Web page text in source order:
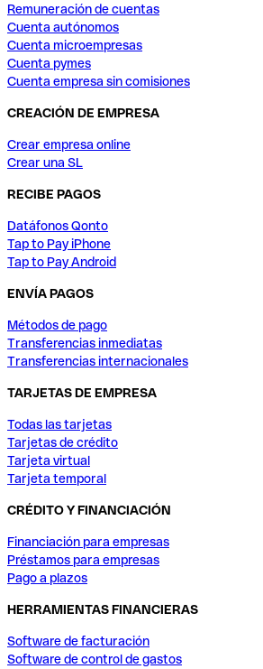
Remuneración de cuentas
Cuenta autónomos
Cuenta microempresas
Cuenta pymes
Cuenta empresa sin comisiones
CREACIÓN DE EMPRESA
Crear empresa online
Crear una SL
RECIBE PAGOS
Datáfonos Qonto
Tap to Pay iPhone
Tap to Pay Android
ENVÍA PAGOS
Métodos de pago
Transferencias inmediatas
Transferencias internacionales
TARJETAS DE EMPRESA
Todas las tarjetas
Tarjetas de crédito
Tarjeta virtual
Tarjeta temporal
CRÉDITO Y FINANCIACIÓN
Financiación para empresas
Préstamos para empresas
Pago a plazos
HERRAMIENTAS FINANCIERAS
Software de facturación
Software de control de gastos